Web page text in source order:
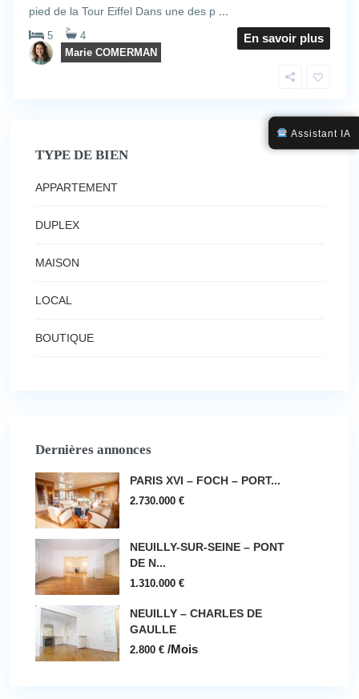
pied de la Tour Eiffel Dans une des p
5 4 En savoir plus
Marie COMERMAN
TYPE DE BIEN
APPARTEMENT
DUPLEX
MAISON
LOCAL
BOUTIQUE
Dernières annonces
PARIS XVI – FOCH – PORT...
2.730.000 €
NEUILLY-SUR-SEINE – PONT
DE N...
1.310.000 €
NEUILLY – CHARLES DE
GAULLE
2.800 € /Mois
Assistant IA